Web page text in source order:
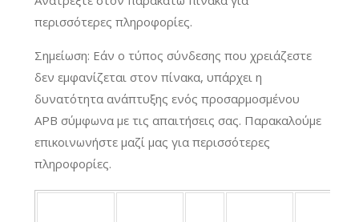
περισσότερες πληροφορίες.
Σημείωση: Εάν ο τύπος σύνδεσης που χρειάζεστε
δεν εμφανίζεται στον πίνακα, υπάρχει η
δυνατότητα ανάπτυξης ενός προσαρμοσμένου
APB σύμφωνα με τις απαιτήσεις σας. Παρακαλούμε
επικοινωνήστε μαζί μας για περισσότερες
πληροφορίες.